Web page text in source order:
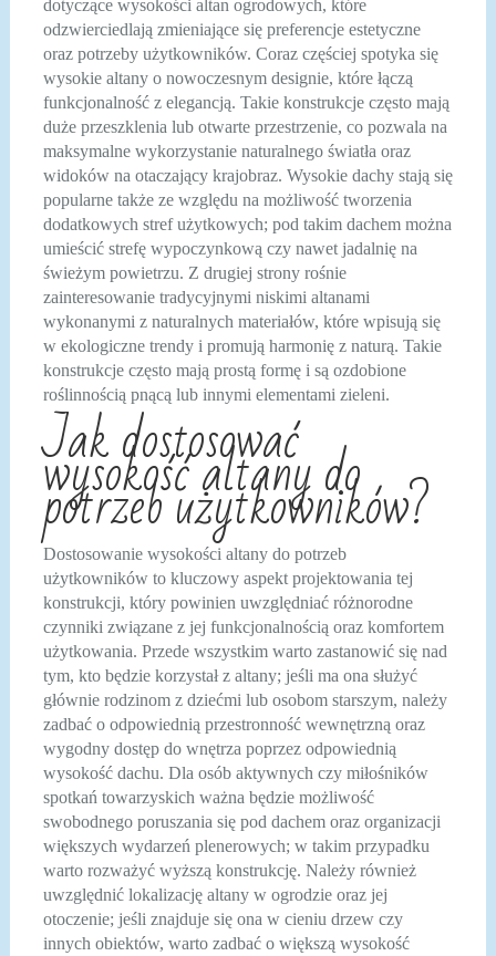
dotyczące wysokości altan ogrodowych, które
odzwierciedlają zmieniające się preferencje estetyczne
oraz potrzeby użytkowników. Coraz częściej spotyka się
wysokie altany o nowoczesnym designie, które łączą
funkcjonalność z elegancją. Takie konstrukcje często mają
duże przeszklenia lub otwarte przestrzenie, co pozwala na
maksymalne wykorzystanie naturalnego światła oraz
widoków na otaczający krajobraz. Wysokie dachy stają się
popularne także ze względu na możliwość tworzenia
dodatkowych stref użytkowych; pod takim dachem można
umieścić strefę wypoczynkową czy nawet jadalnię na
świeżym powietrzu. Z drugiej strony rośnie
zainteresowanie tradycyjnymi niskimi altanami
wykonanymi z naturalnych materiałów, które wpisują się
w ekologiczne trendy i promują harmonię z naturą. Takie
konstrukcje często mają prostą formę i są ozdobione
roślinnością pnącą lub innymi elementami zieleni.
Jak dostosować
wysokość altany do
potrzeb użytkowników?
Dostosowanie wysokości altany do potrzeb
użytkowników to kluczowy aspekt projektowania tej
konstrukcji, który powinien uwzględniać różnorodne
czynniki związane z jej funkcjonalnością oraz komfortem
użytkowania. Przede wszystkim warto zastanowić się nad
tym, kto będzie korzystał z altany; jeśli ma ona służyć
głównie rodzinom z dziećmi lub osobom starszym, należy
zadbać o odpowiednią przestronność wewnętrzną oraz
wygodny dostęp do wnętrza poprzez odpowiednią
wysokość dachu. Dla osób aktywnych czy miłośników
spotkań towarzyskich ważna będzie możliwość
swobodnego poruszania się pod dachem oraz organizacji
większych wydarzeń plenerowych; w takim przypadku
warto rozważyć wyższą konstrukcję. Należy również
uwzględnić lokalizację altany w ogrodzie oraz jej
otoczenie; jeśli znajduje się ona w cieniu drzew czy
innych obiektów, warto zadbać o większą wysokość